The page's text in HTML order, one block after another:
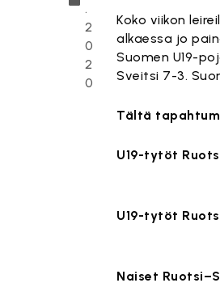
.
2
0
2
0
Koko viikon
alkaessa jo
Suomen U19-
Sveitsi 7-3.
Tältä
U19-tytöt
U19-tytöt
Naiset